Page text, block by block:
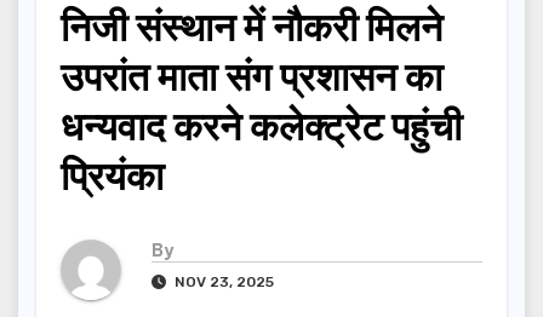
निजी संस्थान में नौकरी मिलने
उपरांत माता संग प्रशासन का
धन्यवाद करने कलेक्ट्रेट पहुंची
प्रियंका
By
NOV 23, 2025